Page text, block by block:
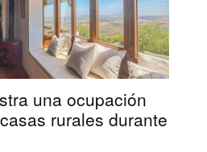
una ocupación
rurales durante